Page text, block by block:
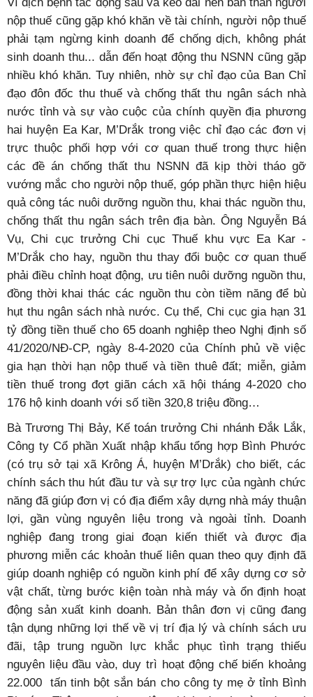
nộp thuế cũng gặp khó khăn về tài chính, người nộp thuế
phải tạm ngừng kinh doanh để chống dịch, không phát
sinh doanh thu... dẫn đến hoạt động thu NSNN cũng gặp
nhiều khó khăn. Tuy nhiên, nhờ sự chỉ đạo của Ban Chỉ
đạo đôn đốc thu thuế và chống thất thu ngân sách nhà
nước tỉnh và sự vào cuộc của chính quyền địa phương
hai huyện Ea Kar, M’Drắk trong việc chỉ đạo các đơn vị
trực thuộc phối hợp với cơ quan thuế trong thực hiện
các đề án chống thất thu NSNN đã kịp thời tháo gỡ
vướng mắc cho người nộp thuế, góp phần thực hiện hiệu
quả công tác nuôi dưỡng nguồn thu, khai thác nguồn thu,
chống thất thu ngân sách trên địa bàn. Ông Nguyễn Bá
Vụ, Chi cục trưởng Chi cục Thuế khu vực Ea Kar -
M’Drắk cho hay, nguồn thu thay đổi buộc cơ quan thuế
phải điều chỉnh hoạt động, ưu tiên nuôi dưỡng nguồn thu,
đồng thời khai thác các nguồn thu còn tiềm năng để bù
hụt thu ngân sách nhà nước. Cụ thể, Chi cục gia hạn 31
tỷ đồng tiền thuế cho 65 doanh nghiệp theo Nghị định số
41/2020/NĐ-CP, ngày 8-4-2020 của Chính phủ về việc
gia hạn thời hạn nộp thuế và tiền thuê đất; miễn, giảm
tiền thuế trong đợt giãn cách xã hội tháng 4-2020 cho
176 hộ kinh doanh với số tiền 320,8 triệu đồng…
Bà Trương Thị Bảy, Kế toán trưởng Chi nhánh Đắk Lắk,
Công ty Cổ phần Xuất nhập khẩu tổng hợp Bình Phước
(có trụ sở tại xã Krông Á, huyện M’Drắk) cho biết, các
chính sách thu hút đầu tư và sự trợ lực của ngành chức
năng đã giúp đơn vị có địa điểm xây dựng nhà máy thuận
lợi, gần vùng nguyên liệu trong và ngoài tỉnh. Doanh
nghiệp đang trong giai đoạn kiến thiết và được địa
phương miễn các khoản thuế liên quan theo quy định đã
giúp doanh nghiệp có nguồn kinh phí để xây dựng cơ sở
vật chất, từng bước kiện toàn nhà máy và ổn định hoạt
động sản xuất kinh doanh. Bản thân đơn vị cũng đang
tận dụng những lợi thế về vị trí địa lý và chính sách ưu
đãi, tập trung nguồn lực khắc phục tình trạng thiếu
nguyên liệu đầu vào, duy trì hoạt động chế biến khoảng
22.000 tấn tinh bột sắn bán cho công ty mẹ ở tỉnh Bình